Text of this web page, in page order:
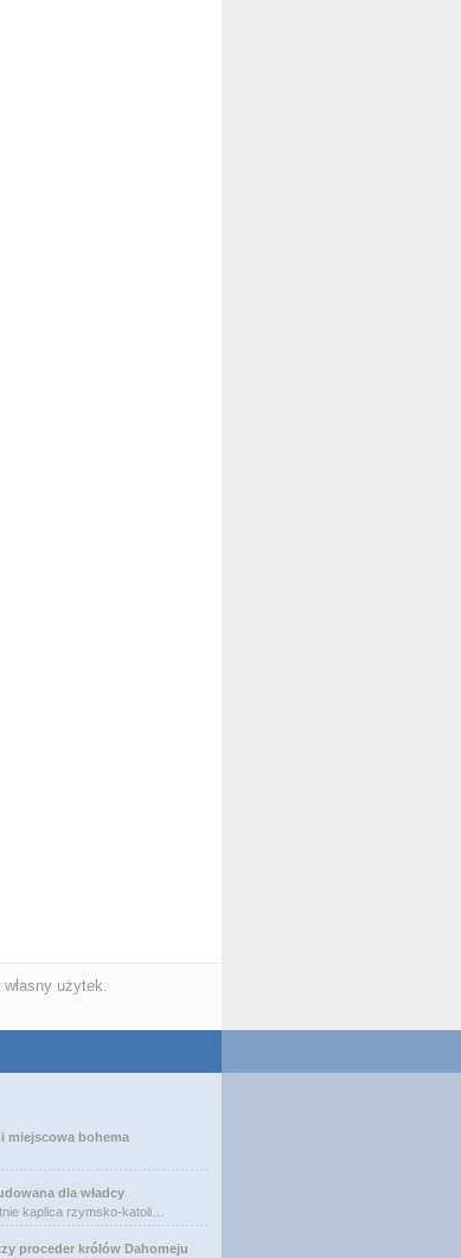
użytek.
miejscowa bohema
dla władcy
kaplica rzymsko-katoli…
proceder królów Dahomeju